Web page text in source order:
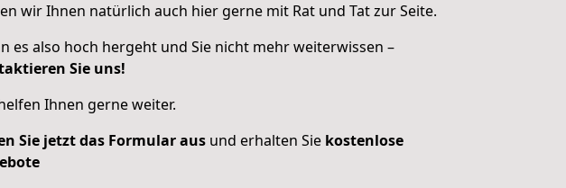
wir Ihnen natürlich auch hier gerne mit Rat und Tat zur Seite.
es also hoch hergeht und Sie nicht mehr weiterwissen –
Sie uns!
Ihnen gerne weiter.
Sie jetzt das Formular aus und erhalten Sie kostenlose